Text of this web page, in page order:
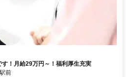
！月給29万円～！福利厚生充実
前